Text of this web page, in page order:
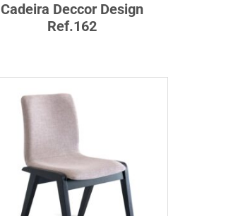
Cadeira Deccor Design
Ref.162